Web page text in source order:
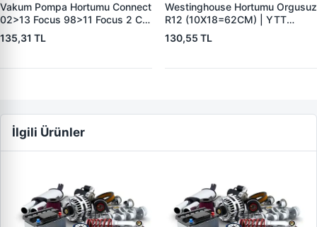
Vakum Pompa Hortumu Connect
02>13 Focus 98>11 Focus 2 C
Max 05>10 Mondeo 4 07>08
1,8TDCI | YTT Y40224 | OEM
135,31 TL
Westinghouse Hortumu Orgusuz
R12 (10X18=62CM) | YTT
Y50123 | OEM 7700575128
130,55 TL
İlgili Ürünler